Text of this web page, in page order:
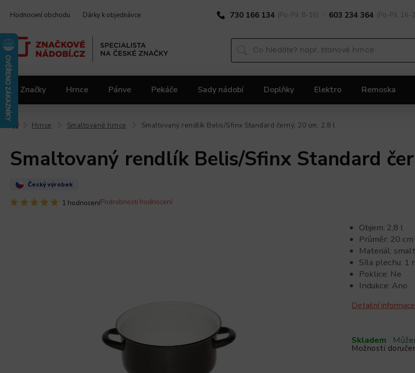
730 166 134 (Po-Pá, 8-16) 603 234 364 (Po-Pá, 16-
Hodnocení obchodu Dárky k objednávce
Značky Hrnce Pánve Pekáče Sady nádobí Doplňky Elektro Remoska
Hrnce Smaltované hrnce Smaltovaný rendlík Belis/Sfinx Standard černý, 20 cm, 2,8 l
Smaltovaný rendlík Belis/Sfinx Standard
Český výrobek
1 hodnoceníPodrobnosti hodnocení
Skladem
Možnosti
Objem: 2,8 l
Průměr: 20 cm
Materiál: smalt
Síla plechu: 1
Poklice: Ne
Indukce: Ano
Detailní informace